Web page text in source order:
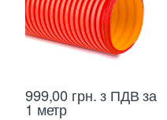
999,00 грн.з ПДВ за
1 метр